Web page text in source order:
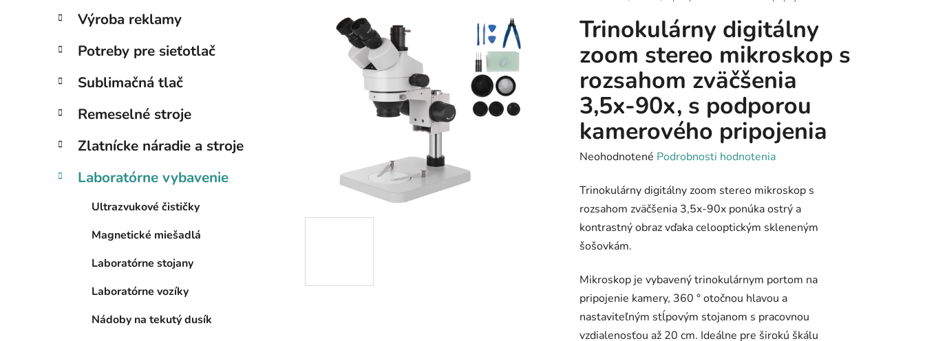
B
č
ý
a
n
e
l
Preskočiť
kategórie
K
a
e
ó
i
Výroba reklamy
Potreby pre sieťotlač
Sublimačná tlač
Remeselné stroje
Zlatnícke náradie a stroje
Laboratórne vybavenie
Ultrazvukové čističky
Magnetické miešadlá
Laboratórne stojany
Laboratórne vozíky
Nádoby na tekutý dusík
Trinokulárny digitálny
zoom stereo mikroskop s
rozsahom zväčšenia
3,5x-90x, s podporou
kamerového pripojenia
Priemerné
produktu
je
0,0
z
hviezdičiek.
Neohodnotené Podrobnosti hodnotenia
Trinokulárny digitálny zoom stereo mikroskop s
rozsahom zväčšenia 3,5x-90x ponúka ostrý a
kontrastný obraz vďaka celooptickým skleneným
šošovkám.
Mikroskop je vybavený trinokulárnym portom na
pripojenie kamery, 360 ° otočnou hlavou a
nastaviteľným stĺpovým stojanom s pracovnou
vzdialenosťou až 20 cm. Ideálne pre širokú škálu